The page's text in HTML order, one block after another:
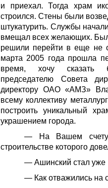
и приехал. Тогда храм
строился. Стены были
штукатурить. Службы
вмещал всех желающих.
решили перейти в еще не
марта 2005 года прошла
время, хочу сказать
председателю Совета
директору ОАО «АМЗ»
всему коллективу
построить уникальный
украшением города.
— На Вашем
строительстве которого
— Ашинский стал уже
— Как отважились на